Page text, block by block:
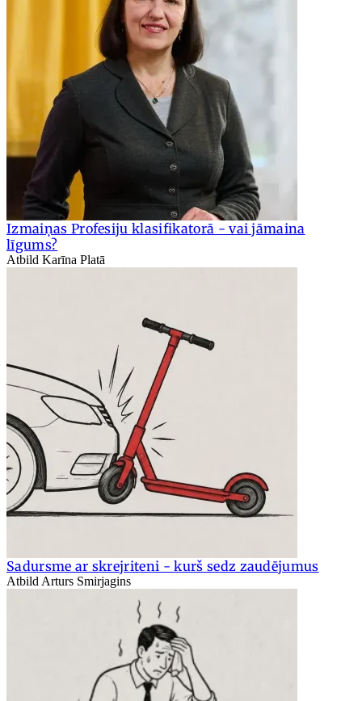
Izmaiņas Profesiju klasifikatorā - vai jāmaina
līgums?
Atbild Karīna Platā
Sadursme ar skrejriteni - kurš sedz zaudējumus
Atbild Arturs Smirjagins